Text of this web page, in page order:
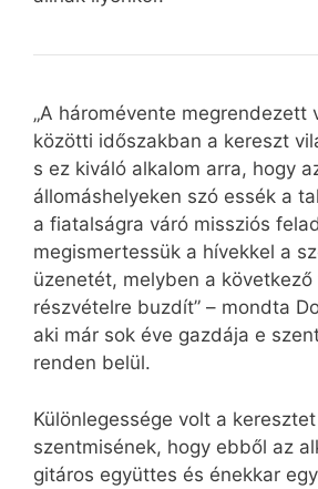
„A háromévente megrendezett
közötti időszakban a kereszt
s ez kiváló alkalom arra, hogy
állomáshelyeken szó essék a
a fiatalságra váró missziós
megismertessük a hívekkel a
üzenetét, melyben a
részvételre buzdít” – mondta
aki már sok éve gazdája e
renden belül.
Különlegessége volt a
szentmisének, hogy ebből az
gitáros együttes és énekkar